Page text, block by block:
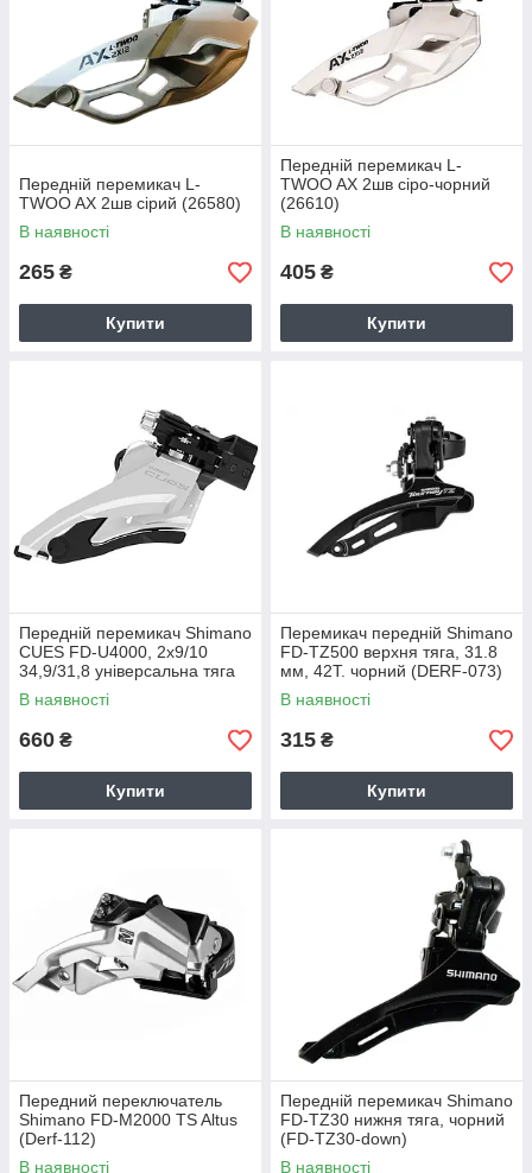
Передній перемикач L-
TWOO AX 2шв сірий (26580)
В наявності
265 ₴
Купити
Передній перемикач L-
TWOO AX 2шв сіро-чорний
(26610)
В наявності
405 ₴
Купити
Передній перемикач Shimano
CUES FD-U4000, 2x9/10
34,9/31,8 універсальна тяга
(88870)
В наявності
660 ₴
Купити
Перемикач передній Shimano
FD-TZ500 верхня тяга, 31.8
мм, 42Т. чорний (DERF-073)
В наявності
315 ₴
Купити
Передний переключатель
Shimano FD-M2000 TS Altus
(Derf-112)
В наявності
Передній перемикач Shimano
FD-TZ30 нижня тяга, чорний
(FD-TZ30-down)
В наявності